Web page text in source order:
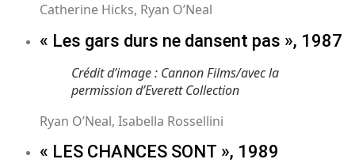
Catherine Hicks, Ryan O’Neal
« Les gars durs ne dansent pas », 1987
Crédit d’image : Cannon Films/avec la
permission d’Everett Collection
Ryan O’Neal, Isabella Rossellini
« LES CHANCES SONT », 1989